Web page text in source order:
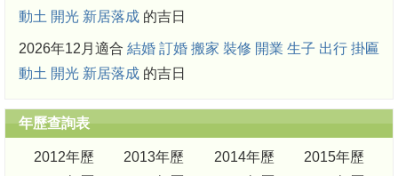
動土 開光 新居落成 的吉日
2026年12月適合 結婚 訂婚 搬家 裝修 開業 生子 出行 掛匾
動土 開光 新居落成 的吉日
年歷查詢表
2012年歷 2013年歷 2014年歷
2015年歷